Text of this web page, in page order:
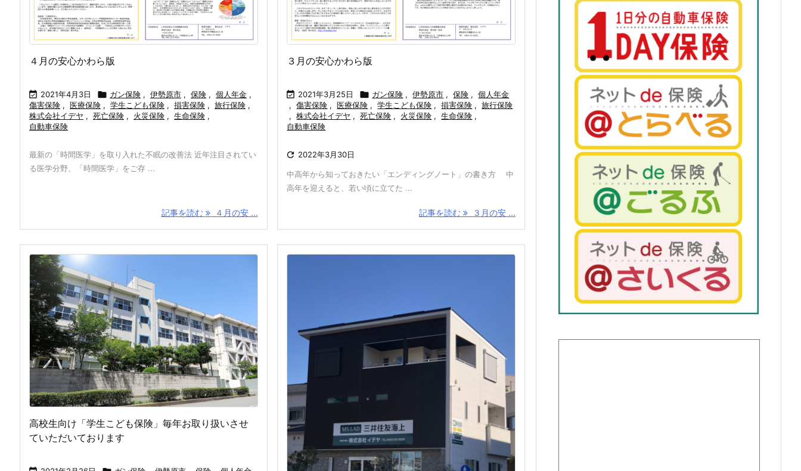
４月の安心かわら版
 2021年4月3日  ガン保険 , 伊勢原市 , 保険 , 個人年金 ,
傷害保険 , 医療保険 , 学生こども保険 , 損害保険 , 旅行保険 ,
株式会社イデヤ , 死亡保険 , 火災保険 , 生命保険 ,
自動車保険
最新の「時間医学」を取り入れた不眠の改善法 近年注目されてい
る医学分野、「時間医学」をご存 ...
記事を読む ４月の安 ...
３月の安心かわら版
 2021年3月25日  ガン保険 , 伊勢原市 , 保険 , 個人年金
, 傷害保険 , 医療保険 , 学生こども保険 , 損害保険 , 旅行保険
, 株式会社イデヤ , 死亡保険 , 火災保険 , 生命保険 ,
自動車保険
 2022年3月30日
中高年から知っておきたい「エンディングノート」の書き方 中
高年を迎えると、若い頃に立てた ...
記事を読む ３月の安 ...
高校生向け「学生こども保険」毎年お取り扱いさせ
ていただいております